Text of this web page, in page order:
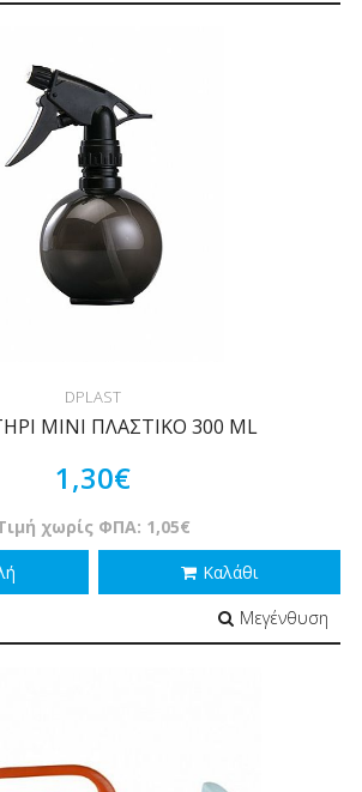
DPLAST
ΜΙΝΙ ΠΛΑΣΤΙΚΟ 300 ML
1,30€
χωρίς ΦΠΑ: 1,05€
Καλάθι
Μεγένθυση